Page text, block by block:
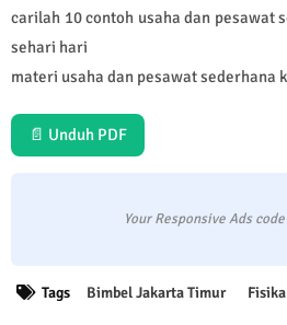
carilah 10 contoh usaha dan pesawat
sehari hari
materi usaha dan pesawat sederhana
📄 Unduh PDF
Your Responsive Ads
Tags Bimbel Jakarta Timur Fisika